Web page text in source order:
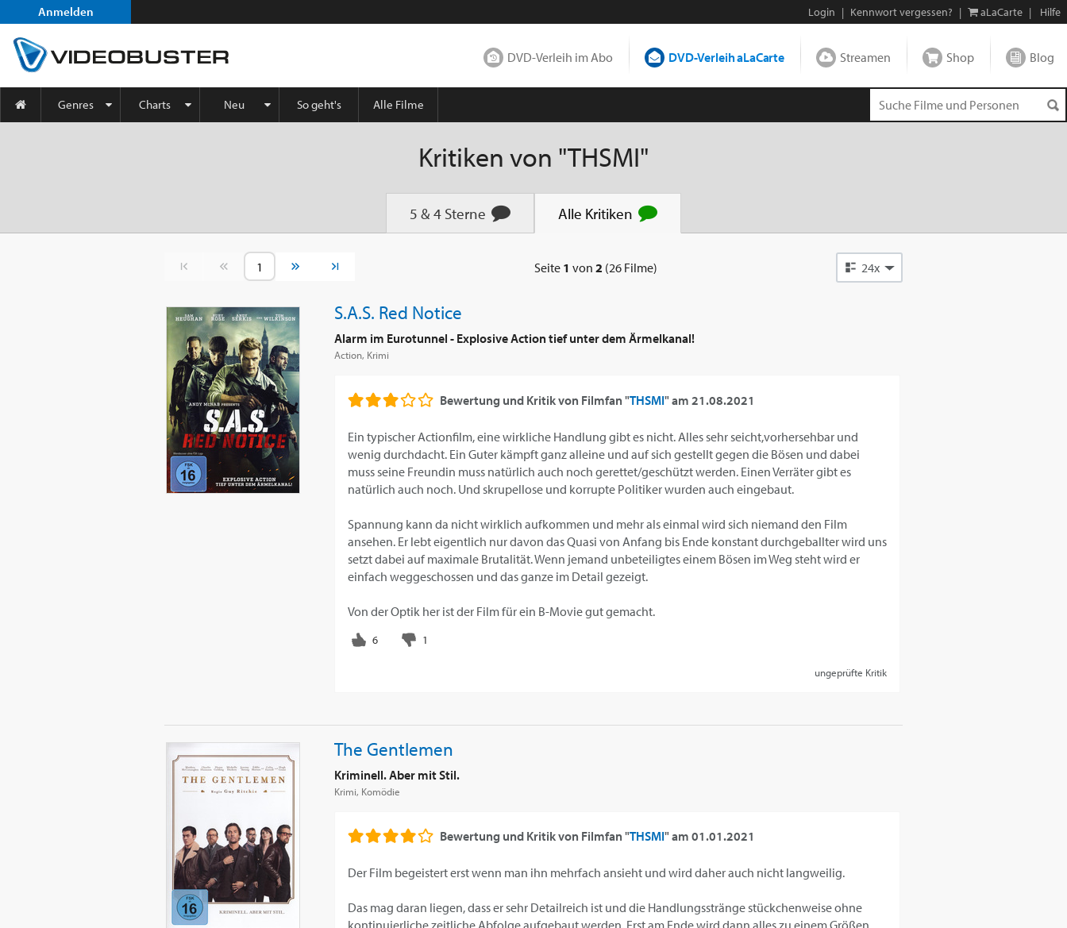
Anmelden Login | Kennwort vergessen? | aLaCarte | Hilfe
DVD-Verleih im Abo DVD-Verleih aLaCarte Streamen Shop Blog
Genres Charts Neu So geht's Alle Filme
Kritiken von "THSMI"
5 & 4 Sterne Alle Kritiken
Vorherige Seite Nächste Seite Seite 1 von 2 (26 Filme) 24x
S.A.S. Red Notice
Alarm im Eurotunnel - Explosive Action tief unter dem Ärmelkanal!
Action, Krimi
Bewertung und Kritik von Filmfan "THSMI"am21.08.2021
Ein typischer Actionfilm, eine wirkliche Handlung gibt es nicht. Alles sehr seicht,vorhersehbar und
wenig durchdacht. Ein Guter kämpft ganz alleine und auf sich gestellt gegen die Bösen und dabei
muss seine Freundin muss natürlich auch noch gerettet/geschützt werden. Einen Verräter gibt es
natürlich auch noch. Und skrupellose und korrupte Politiker wurden auch eingebaut.
Spannung kann da nicht wirklich aufkommen und mehr als einmal wird sich niemand den Film
ansehen. Er lebt eigentlich nur davon das Quasi von Anfang bis Ende konstant durchgeballter wird uns
setzt dabei auf maximale Brutalität. Wenn jemand unbeteiligtes einem Bösen im Weg steht wird er
einfach weggeschossen und das ganze im Detail gezeigt.
Von der Optik her ist der Film für ein B-Movie gut gemacht.
ungeprüfte Kritik
The Gentlemen
Kriminell. Aber mit Stil.
Krimi, Komödie
Bewertung und Kritik von Filmfan "THSMI"am01.01.2021
Der Film begeistert erst wenn man ihn mehrfach ansieht und wird daher auch nicht langweilig.
Das mag daran liegen, dass er sehr Detailreich ist und die Handlungsstränge stückchenweise ohne
kontinuierliche zeitliche Abfolge aufgebaut werden. Erst am Ende wird dann alles zu einem Größen